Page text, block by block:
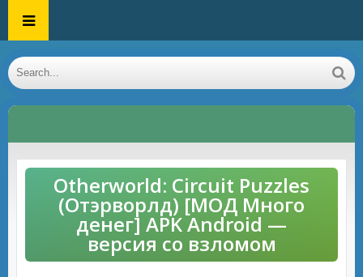
Otherworld: Circuit Puzzles
(Отэрворлд) [МОД Много
денег] APK Android —
версия со взломом